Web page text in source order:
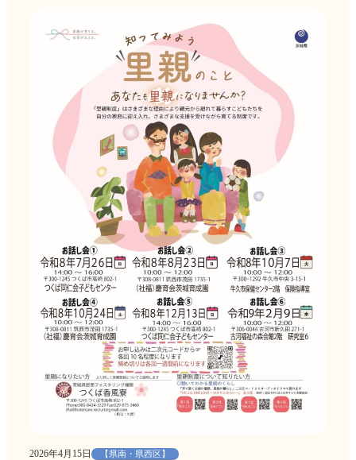
2026年4月15日 【県南・県西区】